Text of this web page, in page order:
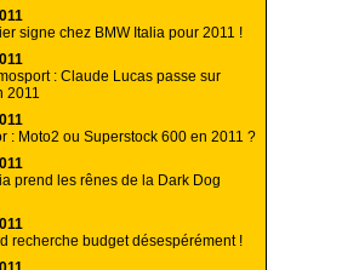
signe chez BMW Italia pour 2011 !
: Claude Lucas passe sur
2011
: Moto2 ou Superstock 600 en 2011 ?
prend les rênes de la Dark Dog
recherche budget désespérément !